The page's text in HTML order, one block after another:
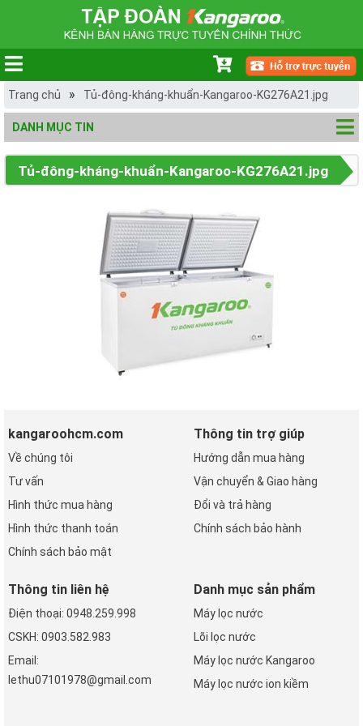
Trang chủ » Tủ-đông-kháng-khuẩn-Kangaroo-KG276A21.jpg
DANH MỤC TIN
Tủ-đông-kháng-khuẩn-Kangaroo-KG276A21.jpg
kangaroohcm.com
Về chúng tôi
Tư vấn
Hình thức mua hàng
Hình thức thanh toán
Chính sách bảo mật
Thông tin trợ giúp
Hướng dẫn mua hàng
Vận chuyển & Giao hàng
Đổi và trả hàng
Chính sách bảo hành
Thông tin liên hệ
Điện thoại: 0948.259.998
CSKH: 0903.582.983
Email:
lethu07101978@gmail.com
Danh mục sản phẩm
Máy lọc nước
Lõi lọc nước
Máy lọc nước Kangaroo
Máy lọc nước ion kiềm